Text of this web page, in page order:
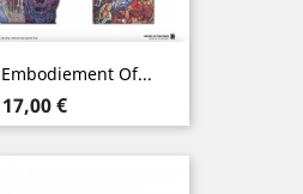
Of...
Prix
17,00 €